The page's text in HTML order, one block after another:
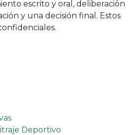
escrito y oral, deliberación
y una decisión final. Estos
Deportivo